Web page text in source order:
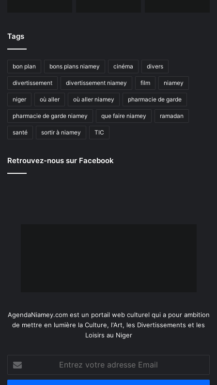
Tags
bon plan bons plans niamey cinéma divers
divertissement divertissement niamey film niamey
niger où aller où aller niamey pharmacie de garde
pharmacie de garde niamey que faire niamey ramadan
santé sortir à niamey TIC
Retrouvez-nous sur Facebook
AgendaNiamey.com est un portail web culturel qui a pour ambition
de mettre en lumière la Culture, l'Art, les Divertissements et les
Loisirs au Niger
votre
adresse